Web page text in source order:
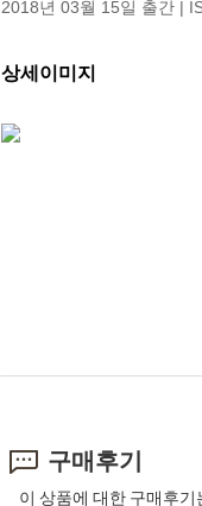
2018년 03월 15일 출간 |
상세이미지
구매후기
이 상품에 대한 구매후기